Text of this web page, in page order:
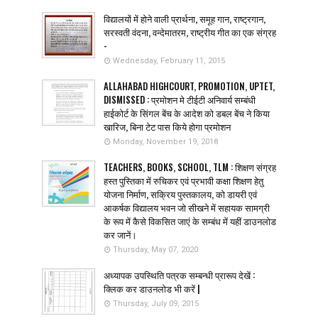
विद्यालयों में होने वाली प्रार्थना, समूह गान, राष्ट्रगान,
सरस्वती वंदना, वन्देमातरम, राष्ट्रीय गीत का एक संग्रह
-
Wednesday, February 11, 2015
ALLAHABAD HIGHCOURT, PROMOTION, UPTET,
DISMISSED : प्रमोशन मे टीईटी अनिवार्य सम्बंधी
हाईकोर्ट के सिंगल बेंच के आदेश को डबल बेंच ने किया
खारिज, बिना टेट पास किये होगा प्रमोशन
Monday, November 19, 2018
TEACHERS, BOOKS, SCHOOL, TLM : शिक्षण संग्रह
हस्त पुस्तिका में रुचिकर एवं प्रभावी कक्षा शिक्षण हेतु
योजना निर्माण, सक्रिय पुस्तकालय, को डायरी एवं
आकर्षक विद्यालय भवन जो सीखने में सहायक सामग्री
के रूप में कैसे विकसित जाएं के सम्बंध में यहीं डाउनलोड
कर जानें।
Thursday, May 07, 2020
अध्यापक उपस्थिति पत्रक सम्बन्धी प्रारूप देखें :
क्लिक कर डाउनलोड भी करें |
Thursday, July 09, 2015